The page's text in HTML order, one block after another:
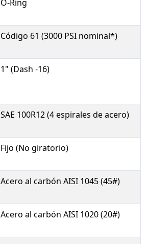
O-Ring
Código 61 (3000 PSI nominal*)
1" (Dash -16)
SAE 100R12 (4 espirales de acero)
Fijo (No giratorio)
Acero al carbón AISI 1045 (45#)
Acero al carbón AISI 1020 (20#)